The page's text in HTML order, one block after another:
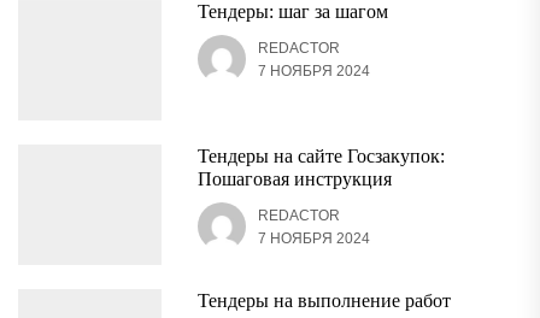
Тендеры: шаг за шагом
REDACTOR
7 НОЯБРЯ 2024
Тендеры на сайте Госзакупок:
Пошаговая инструкция
REDACTOR
7 НОЯБРЯ 2024
Тендеры на выполнение работ